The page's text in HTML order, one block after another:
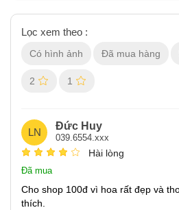
Lọc xem theo :
Có hình ảnh Đã mua hàng
2 1
LN
Đức Huy
039.6554.xxx
Hài lòng
Đã mua
Cho shop 100đ vì hoa rất đẹp và
thích.